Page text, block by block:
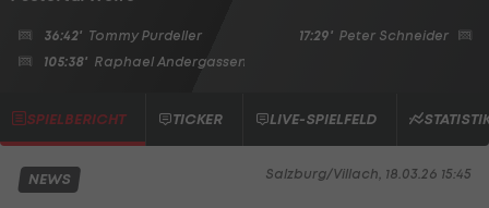
36:42' Tommy Purdeller
105:38' Raphael Andergassen
17:29' Peter Schneider
SPIELBERICHT TICKER LIVE-SPIELFELD
Salzburg/Villach, 18.03.26 15:45
NEWS